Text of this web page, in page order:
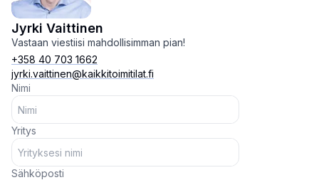
Jyrki Vaittinen
Vastaan viestiisi mahdollisimman pian!
+358 40 703 1662
jyrki.vaittinen@kaikkitoimitilat.fi
Nimi
Yritys
Sähköposti